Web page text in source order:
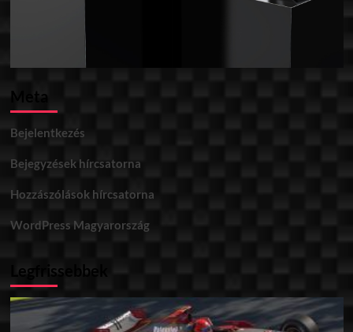
Meta
Bejelentkezés
Bejegyzések hírcsatorna
Hozzászólások hírcsatorna
WordPress Magyarország
Legfrissebbek